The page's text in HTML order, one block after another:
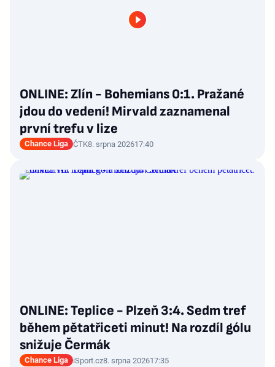
ONLINE: Zlín - Bohemians 0:1. Pražané
jdou do vedení! Mirvald zaznamenal
první trefu v lize
Chance Liga ČTK8. srpna 202617:40
ONLINE: Teplice - Plzeň 3:4. Sedm tref
během pětatřiceti minut! Na rozdíl gólu
snižuje Čermák
Chance Liga iSport.cz8. srpna 202617:35